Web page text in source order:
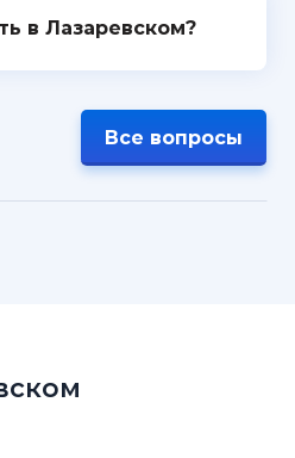
в Лазаревском?
Все вопросы